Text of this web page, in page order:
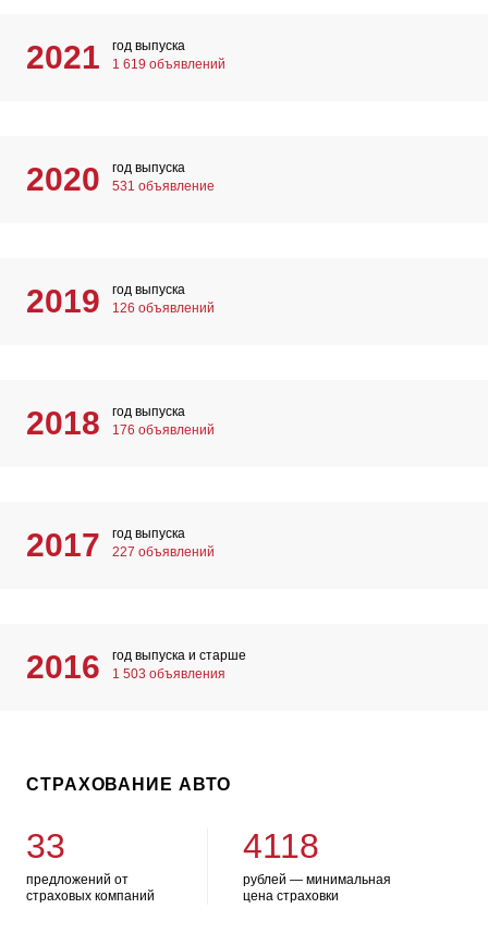
2021
год выпуска
1 619 объявлений
2020
год выпуска
531 объявление
2019
год выпуска
126 объявлений
2018
год выпуска
176 объявлений
2017
год выпуска
227 объявлений
2016
год выпуска и старше
1 503 объявления
СТРАХОВАНИЕ АВТО
33
предложений от
страховых компаний
4118
рублей — минимальная
цена страховки